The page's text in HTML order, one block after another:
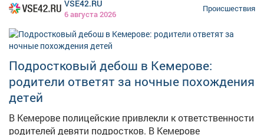
несколько пар носков, нижнее бельё, два напитка и
бинокль – общая стоимость товаров превысила 4
тысячи рублей. С таким "комплектом" он попытался
покинуть магазин, не предъявив товары к оплате.
Однако работник гипермаркета заметил его и нажал
кнопку тревожной сигнализации. Прибывший наряд
Росгвардии задержал парня и передал полиции для
дальнейшего разбирательства. Молодому человеку
грозит административная или уголовная
ответственность за покушение на кражу.
VSE42.RU
6 августа 2026
Происшествия
Подростковый дебош в Кемерове:
родители ответят за ночные похождения
детей
В Кемерове полицейские привлекли к ответственности
родителей девяти подростков. В Кемерове